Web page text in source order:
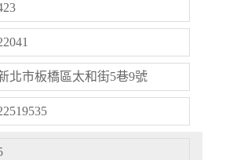
北市板橋區太和街5巷9號